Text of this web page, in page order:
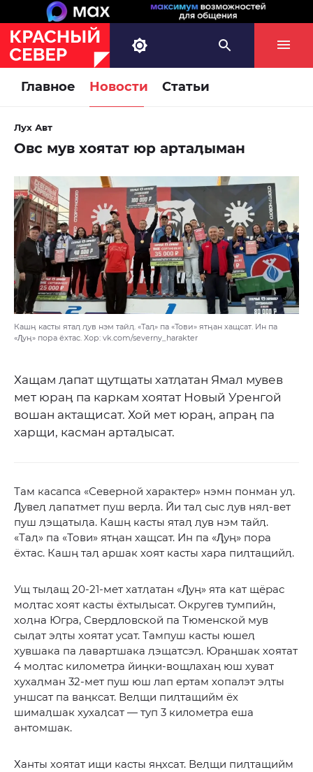
Главное Новости Статьи
Лух Авт
Овс мув хоятат юр артаӆыман
Кашӊ касты ятаӆ ӆув нэм тайӆ. «Таӆ» па «Тови» ятӊан хащсат. Ин па
«Ӆуӊ» пора ёхтас. Хор: vk.com/severny_harakter
Хащам ӆапат щутщаты хатӆатан Ямал мувев
мет юраӊ па каркам хоятат Новый Уренгой
вошан актащисат. Хой мет юраӊ, апраӊ па
харщи, касман артаӆысат.
Там касапса «Северной характер» нэмн понман уӆ.
Ӆувеӆ ӆапатмет пуш верӆа. Йи таӆ сыс ӆув няӆ-вет
пуш ӆэщатыӆа. Кашӊ касты ятаӆ ӆув нэм тайӆ.
«Таӆ» па «Тови» ятӊан хащсат. Ин па «Ӆуӊ» пора
ёхтас. Кашӊ таӆ аршак хоят касты хара пиӆтащийӆ.
Ущ тыӆащ 20-21-мет хатӆатан «Ӆуӊ» ята кат щёрас
моӆтас хоят касты ёхтыӆысат. Округев тумпийн,
хоӆна Югра, Свердловской па Тюменской мув
сыӆат эӆты хоятат усат. Тампуш касты юшеӆ
хувшака па ӆавартшака ӆэщатсэӆ. Юраӊшак хоятат
4 моӆтас километра йиӊки-вощлахаӊ юш хуват
хухаӆман 32-мет пуш юш лап ертам хопалэт эӆты
уншсат па ваӊксат. Веӆщи пиӆтащийм ёх
шимаӆшак хухаӆсат — туп 3 километра еша
антомшак.
Ханты хоятат ищи касты яӊхсат. Веӆщи пиӆтащийм